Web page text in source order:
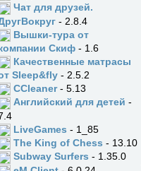
Чат для друзей.
- 2.8.4
Вышки-тура от
Скиф - 1.6
Качественные матрасы
Sleep&fly - 2.5.2
CCleaner- 5.13
Английский для детей -
LiveGames - 1_85
The King of Chess - 13.10
Subway Surfers - 1.35.0